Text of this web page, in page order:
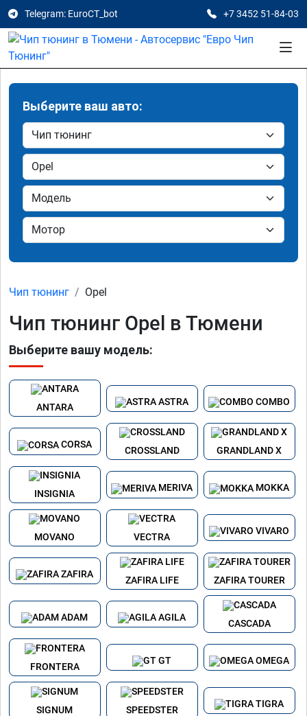
Telegram: EuroCT_bot +7 3452 51-84-03
Выберите ваш авто:
Чип тюнинг Opel
Чип тюнинг Opel в Тюмени
Выберите вашу модель:
ANTARA
ASTRA COMBO
CORSA
CROSSLAND GRANDLAND X
INSIGNIA
MERIVA MOKKA
MOVANO VECTRA
VIVARO
ZAFIRA
ZAFIRA LIFE ZAFIRA TOURER
ADAM AGILA
CASCADA
FRONTERA
GT OMEGA
SIGNUM SPEEDSTER
TIGRA